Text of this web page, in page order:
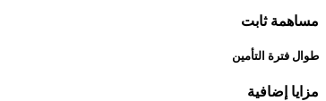
مساهمة ثابت
طوال فترة التأمين
مزايا إضافية